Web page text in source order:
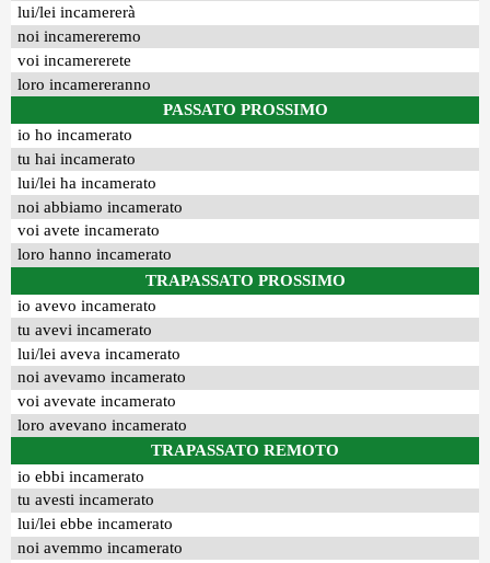
lui/lei incamererà
noi incamereremo
voi incamererete
loro incamereranno
PASSATO PROSSIMO
io ho incamerato
tu hai incamerato
lui/lei ha incamerato
noi abbiamo incamerato
voi avete incamerato
loro hanno incamerato
TRAPASSATO PROSSIMO
io avevo incamerato
tu avevi incamerato
lui/lei aveva incamerato
noi avevamo incamerato
voi avevate incamerato
loro avevano incamerato
TRAPASSATO REMOTO
io ebbi incamerato
tu avesti incamerato
lui/lei ebbe incamerato
noi avemmo incamerato